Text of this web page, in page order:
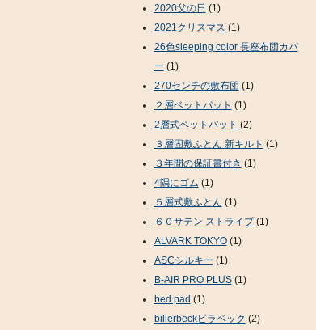
2020父の日 (1)
2021クリスマス (1)
26色sleeping color 長座布団カバ
ー (1)
270センチの敷布団 (1)
２層ベットパット (1)
2層式ベットパット (2)
３層固敷ふとん 新キルト (1)
３年間の保証書付き (1)
4隅にゴム (1)
５層式敷ふとん (1)
６０サテン ストライプ(1)
ALVARK TOKYO(1)
ASCシルキー (1)
B-AIR PRO PLUS(1)
bed pad (1)
billerbeckビラベック (2)